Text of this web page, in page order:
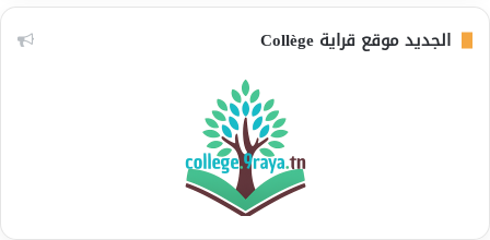
الجديد موقع قراية Collège